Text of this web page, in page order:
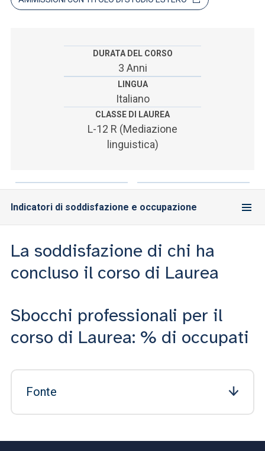
ACCEDI A CLOUDMAILDURATA DEL CORSO
3 Anni
LINGUA
Italiano
CLASSE DI LAUREA
L-12 R (Mediazione
linguistica)
Indicatori di soddisfazione e occupazione
La soddisfazione di chi ha
concluso il corso di Laurea
Sbocchi professionali per il
corso di Laurea: % di occupati
Fonte